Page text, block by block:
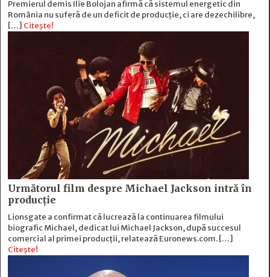
Premierul demis Ilie Bolojan afirmă că sistemul energetic din
România nu suferă de un deficit de producţie, ci are dezechilibre,
[…] Citește!
Următorul film despre Michael Jackson intră în
producție
Lionsgate a confirmat că lucrează la continuarea filmului
biografic Michael, dedicat lui Michael Jackson, după succesul
comercial al primei producții, relatează Euronews.com. […]
Citește!